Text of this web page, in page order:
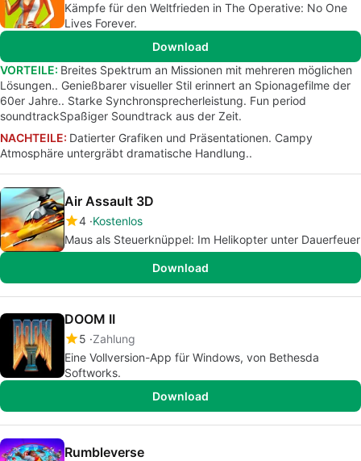
Kämpfe für den Weltfrieden in The Operative: No One
Lives Forever.
Download
VORTEILE: Breites Spektrum an Missionen mit mehreren möglichen
Lösungen.. Genießbarer visueller Stil erinnert an Spionagefilme der
60er Jahre.. Starke Synchronsprecherleistung. Fun period
soundtrackSpaßiger Soundtrack aus der Zeit.
NACHTEILE: Datierter Grafiken und Präsentationen. Campy
Atmosphäre untergräbt dramatische Handlung..
Air Assault 3D
4 Kostenlos
Maus als Steuerknüppel: Im Helikopter unter Dauerfeuer
Download
DOOM II
5 Zahlung
Eine Vollversion-App für Windows, von Bethesda
Softworks.
Download
Rumbleverse